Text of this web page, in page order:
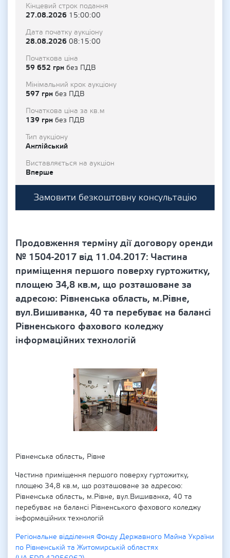
Кінцевий строк подання
27.08.2026 15:00:00
Дата початку аукціону
28.08.2026 08:15:00
Початкова ціна
59 652 грн без ПДВ
Мінімальний крок аукціону
597 грн без ПДВ
Початкова ціна за кв.м
139 грн без ПДВ
Тип аукціону
Англійський
Виставляється на аукціон
Вперше
Замовити безкоштовну консультацію
Продовження терміну дії договору оренди
№ 1504-2017 від 11.04.2017: Частина
приміщення першого поверху гуртожитку,
площею 34,8 кв.м, що розташоване за
адресою: Рівненська область, м.Рівне,
вул.Вишиванка, 40 та перебуває на балансі
Рівненського фахового коледжу
інформаційних технологій
Рівненська область, Рівне
Частина приміщення першого поверху гуртожитку,
площею 34,8 кв.м, що розташоване за адресою:
Рівненська область, м.Рівне, вул.Вишиванка, 40 та
перебуває на балансі Рівненського фахового коледжу
інформаційних технологій
Регіональне відділення Фонду Державного Майна України
по Рівненській та Житомирській областях